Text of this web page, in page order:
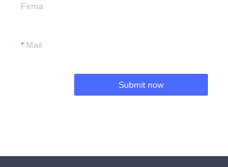
Firma
Mail
Submit now